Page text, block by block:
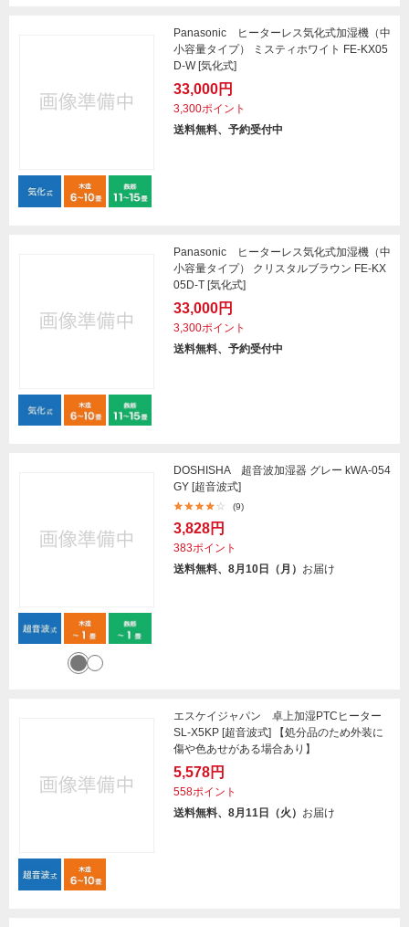
Panasonic ヒーターレス気化式加湿機（中
小容量タイプ） ミスティホワイト FE-KX05
D-W [気化式]
33,000円
3,300ポイント
送料無料、予約受付中
Panasonic ヒーターレス気化式加湿機（中
小容量タイプ） クリスタルブラウン FE-KX
05D-T [気化式]
33,000円
3,300ポイント
送料無料、予約受付中
DOSHISHA 超音波加湿器 グレー kWA-054
GY [超音波式]
(9)
3,828円
383ポイント
送料無料、8月10日（月） お届け
エスケイジャパン 卓上加湿PTCヒーター
SL-X5KP [超音波式] 【処分品のため外装に
傷や色あせがある場合あり】
5,578円
558ポイント
送料無料、8月11日（火） お届け